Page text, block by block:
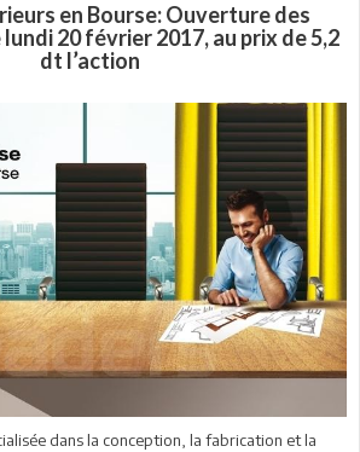
en Bourse: Ouverture des
20 février 2017, au prix de 5,2
dt l’action
dans la conception, la fabrication et la